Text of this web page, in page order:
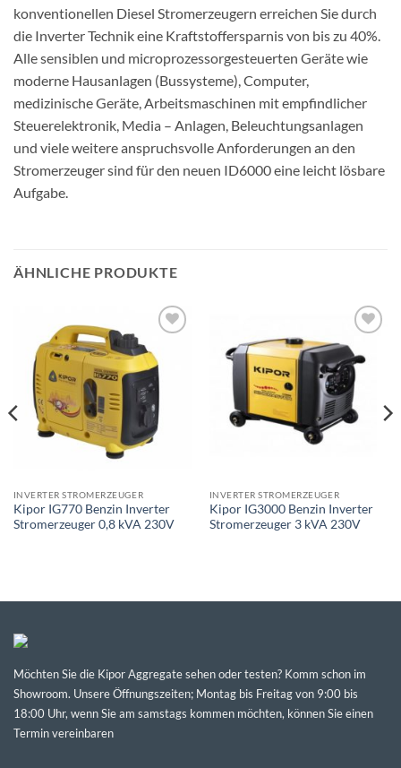
konventionellen Diesel Stromerzeugern erreichen Sie durch
die Inverter Technik eine Kraftstoffersparnis von bis zu 40%.
Alle sensiblen und microprozessorgesteuerten Geräte wie
moderne Hausanlagen (Bussysteme), Computer,
medizinische Geräte, Arbeitsmaschinen mit empfindlicher
Steuerelektronik, Media – Anlagen, Beleuchtungsanlagen
und viele weitere anspruchsvolle Anforderungen an den
Stromerzeuger sind für den neuen ID6000 eine leicht lösbare
Aufgabe.
ÄHNLICHE PRODUKTE
Toevoegen
aan
wenslijst
INVERTER STROMERZEUGER
Kipor IG770 Benzin Inverter
Stromerzeuger 0,8 kVA 230V
Toevoegen
aan
wenslijst
INVERTER STROMERZEUGER
Kipor IG3000 Benzin Inverter
Stromerzeuger 3 kVA 230V
Möchten Sie die Kipor Aggregate sehen oder testen? Komm schon im
Showroom. Unsere Öffnungszeiten; Montag bis Freitag von 9:00 bis
18:00 Uhr, wenn Sie am samstags kommen möchten, können Sie einen
Termin vereinbaren